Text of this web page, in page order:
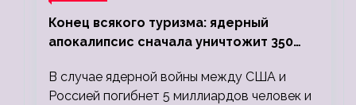
Конец всякого туризма: ядерный
апокалипсис сначала уничтожит 350
людей
В случае ядерной войны между США и
Россией погибнет 5 миллиардов человек и